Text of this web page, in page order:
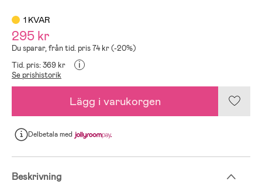
1 KVAR
295 kr
Du sparar, från tid. pris 74 kr (-20%)
Tid. pris: 369 kr
i
Se prishistorik
Lägg i varukorgen
Delbetalamed
Beskrivning